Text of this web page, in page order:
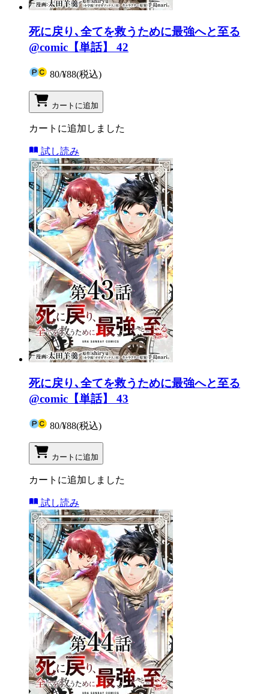
死に戻り､全てを救うために最強へと至る
@comic【単話】 42
80/¥88(税込)
カートに追加
カートに追加しました
試し読み
死に戻り､全てを救うために最強へと至る
@comic【単話】 43
80/¥88(税込)
カートに追加
カートに追加しました
試し読み